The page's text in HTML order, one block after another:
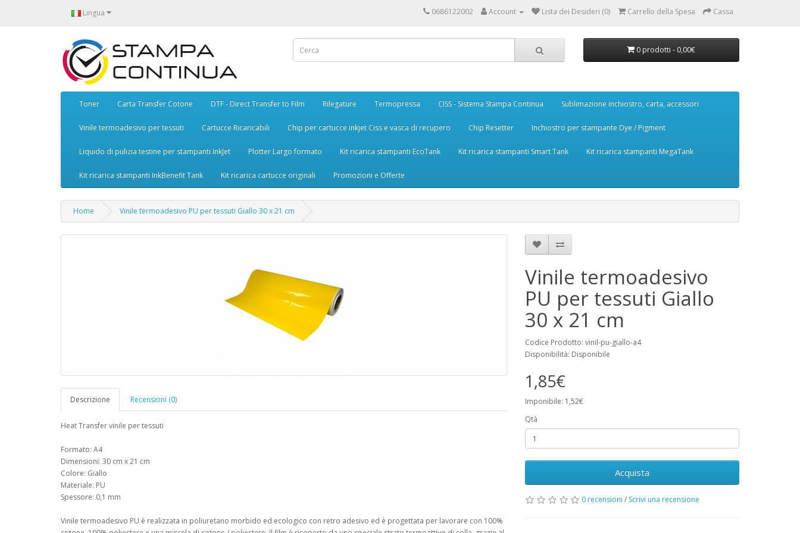
Lingua 0686122002 Account Lista dei Desideri (0) Carrello della Spesa Cassa
0 prodotti - 0,00€
Toner Carta Transfer Cotone DTF - Direct Transfer to Film Rilegature Termopressa CISS - Sistema Stampa Continua Sublimazione inchiostro, carta, accessori
Vinile termoadesivo per tessuti Cartucce Ricaricabili Chip per cartucce inkjet Ciss e vasca di recupero Chip Resetter Inchiostro per stampante Dye / Pigment
Liquido di pulizia testine per stampanti InkJet Plotter Largo formato Kit ricarica stampanti EcoTank Kit ricarica stampanti Smart Tank Kit ricarica stampanti MegaTank
Kit ricarica stampanti InkBenefit Tank Kit ricarica cartucce originali Promozioni e Offerte
Home Vinile termoadesivo PU per tessuti Giallo 30 x 21 cm
Descrizione Recensioni (0)
Heat Transfer vinile per tessuti
Formato: A4
Dimensioni: 30 cm x 21 cm
Colore: Giallo
Materiale: PU
Spessore: 0,1 mm
Vinile termoadesivo PU è realizzata in poliuretano morbido ed ecologico con retro adesivo ed è progettata per lavorare con 100%
Vinile termoadesivo
PU per tessuti Giallo
30 x 21 cm
Codice Prodotto: vinil-pu-giallo-a4
Disponibilità: Disponibile
1,85€
Imponibile: 1,52€
Qtà
Acquista
0 recensioni / Scrivi una recensione